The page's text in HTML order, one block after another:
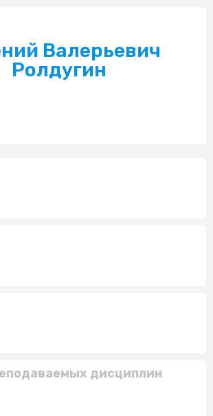
Валерьевич
Ролдугин
дисциплин